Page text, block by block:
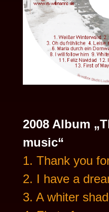
2008 Album
music“
1. Thank you
2. I have a
3. A whiter